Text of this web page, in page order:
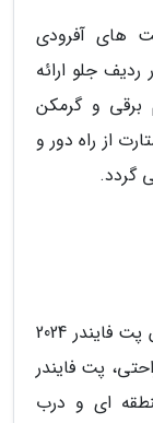
قابلیت های آفرودی
جلو ارائه
برقی و گرمکن
از راه دور و
گردد.
زمانی که صحبت از راحتی می گردد، نیسان پت فایندر 2024
پت فایندر
ای و درب